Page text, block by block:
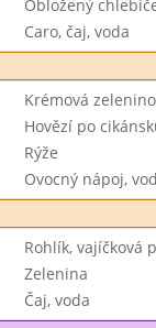
Obložený
Caro, čaj, voda
Krémová
Hovězí po
Rýže
Ovocný nápoj,
Rohlík, vajíčková
Zelenina
Čaj, voda